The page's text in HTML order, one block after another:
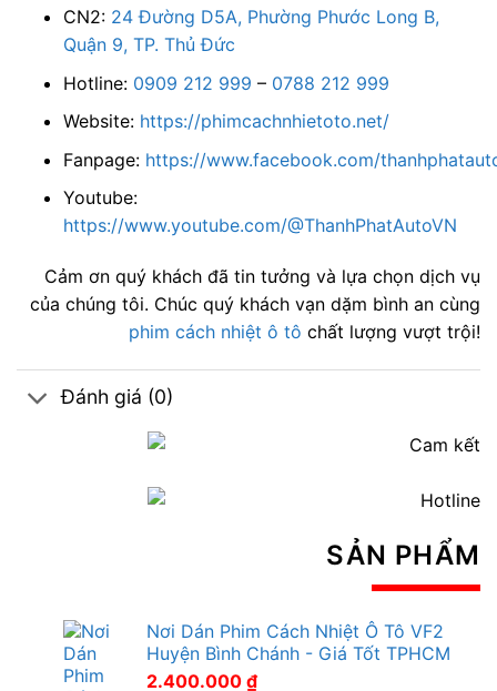
CN2: 24 Đường D5A, Phường Phước Long B,
Quận 9, TP. Thủ Đức
Hotline: 0909 212 999 – 0788 212 999
Website: https://phimcachnhietoto.net/
Fanpage: https://www.facebook.com/
Youtube:
https://www.youtube.com/@ThanhPhatAutoVN
Cảm ơn quý khách đã tin tưởng và lựa chọn dịch vụ
của chúng tôi. Chúc quý khách vạn dặm bình an cùng
phim cách nhiệt ô tô chất lượng vượt trội!
Đánh giá (0)
SẢN PHẨM
Nơi Dán Phim Cách Nhiệt Ô Tô VF2
Huyện Bình Chánh - Giá Tốt TPHCM
2.400.000 ₫